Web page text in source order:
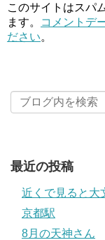
このサイトはスパ
ます。
コメントデ
ださい。
最近の投稿
近くで見ると大
京都駅
8月の天神さん